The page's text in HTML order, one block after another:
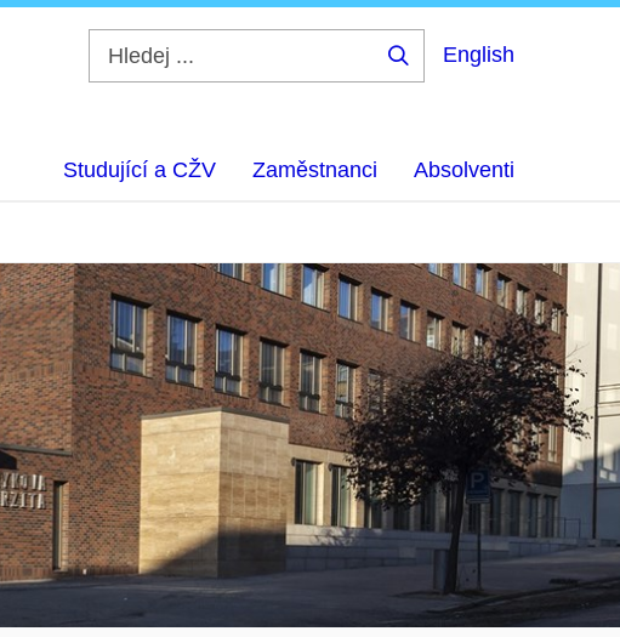
English
Studující a CŽV Zaměstnanci Absolventi